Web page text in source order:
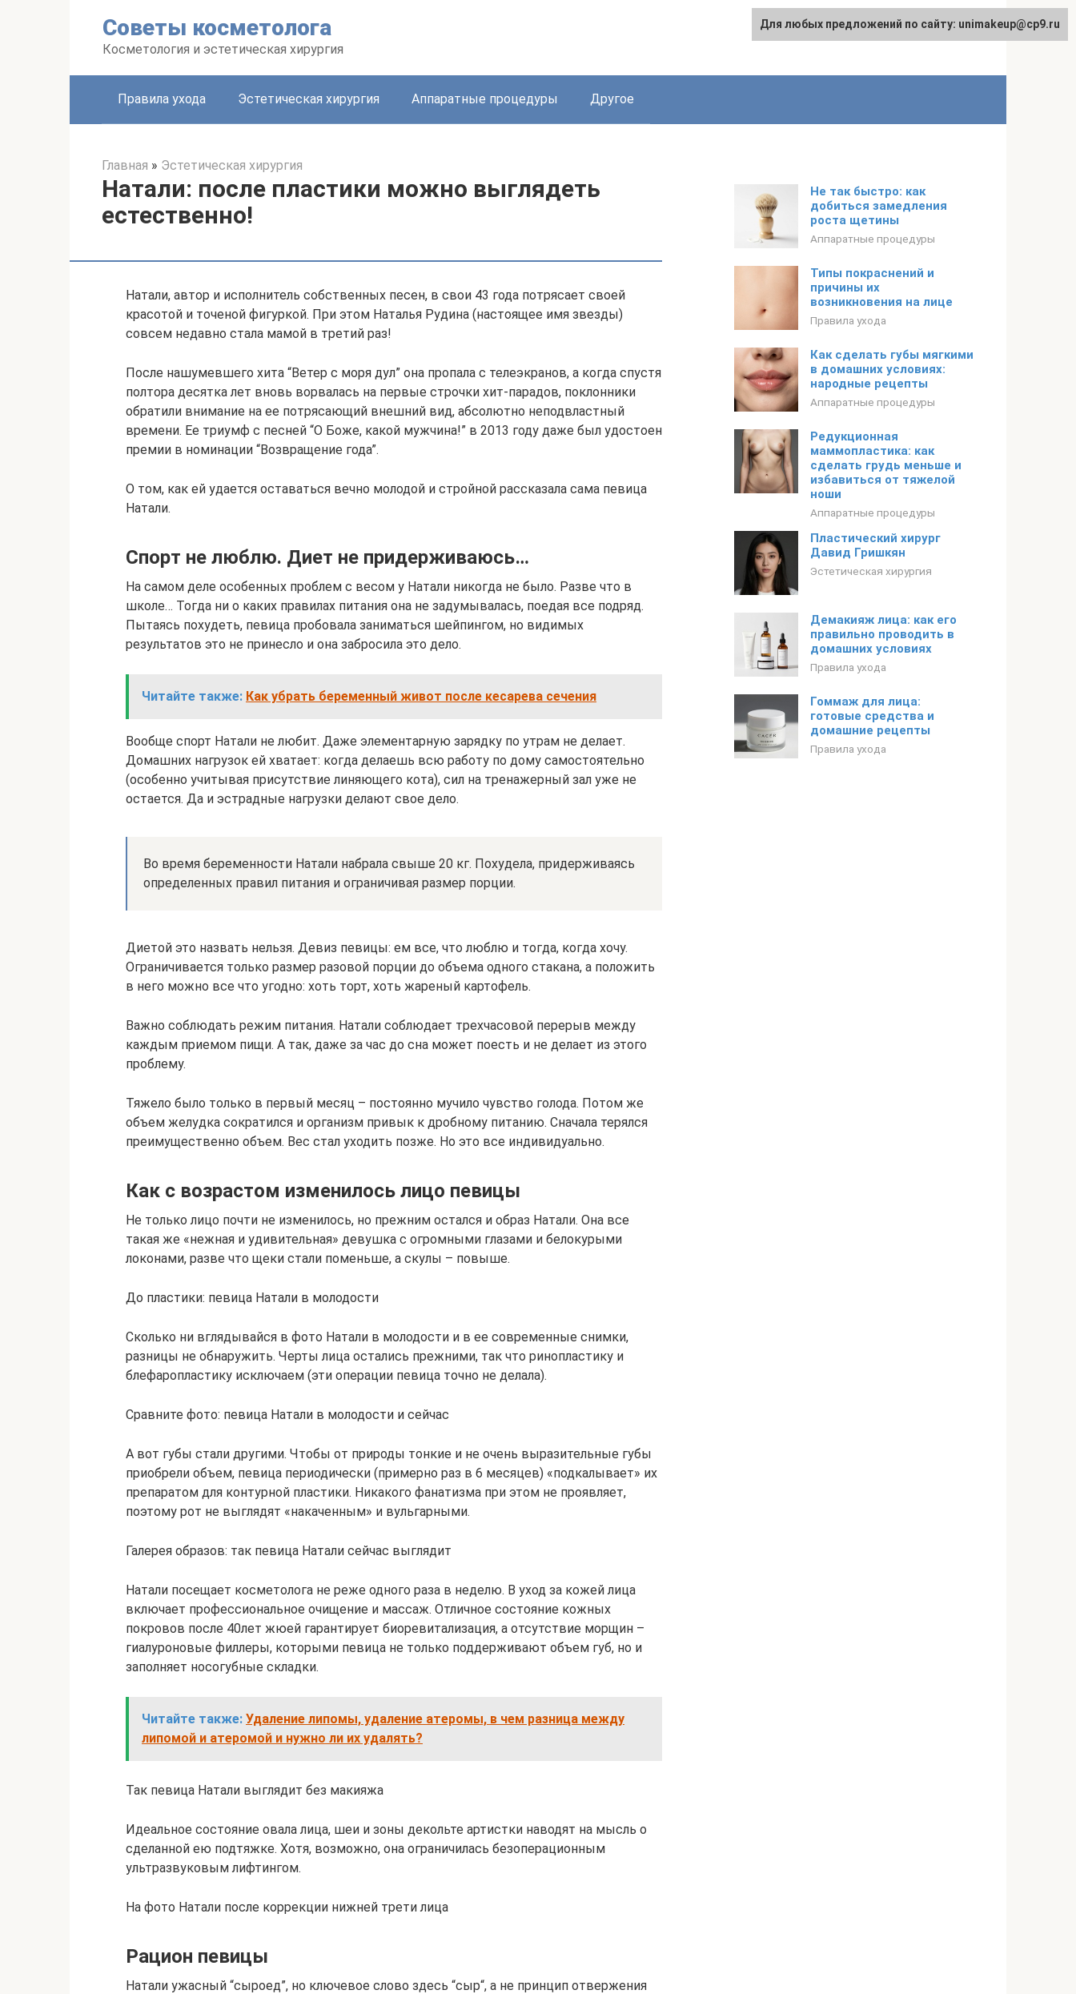
Советы косметолога
Косметология и эстетическая хирургия
Правила ухода Эстетическая хирургия Аппаратные процедуры Другое
Главная » Эстетическая хирургия
Натали: после пластики можно выглядеть
естественно!
Натали, автор и исполнитель собственных песен, в свои 43 года потрясает своей
красотой и точеной фигуркой. При этом Наталья Рудина (настоящее имя звезды)
совсем недавно стала мамой в третий раз!
После нашумевшего хита “Ветер с моря дул” она пропала с телеэкранов, а когда спустя
полтора десятка лет вновь ворвалась на первые строчки хит-парадов, поклонники
обратили внимание на ее потрясающий внешний вид, абсолютно неподвластный
времени. Ее триумф с песней “О Боже, какой мужчина!” в 2013 году даже был удостоен
премии в номинации “Возвращение года”.
О том, как ей удается оставаться вечно молодой и стройной рассказала сама певица
Натали.
Спорт не люблю. Диет не придерживаюсь…
На самом деле особенных проблем с весом у Натали никогда не было. Разве что в
школе… Тогда ни о каких правилах питания она не задумывалась, поедая все подряд.
Пытаясь похудеть, певица пробовала заниматься шейпингом, но видимых
результатов это не принесло и она забросила это дело.
Читайте также: Как убрать беременный живот после кесарева сечения
Вообще спорт Натали не любит. Даже элементарную зарядку по утрам не делает.
Домашних нагрузок ей хватает: когда делаешь всю работу по дому самостоятельно
(особенно учитывая присутствие линяющего кота), сил на тренажерный зал уже не
остается. Да и эстрадные нагрузки делают свое дело.
Во время беременности Натали набрала свыше 20 кг. Похудела, придерживаясь
определенных правил питания и ограничивая размер порции.
Диетой это назвать нельзя. Девиз певицы: ем все, что люблю и тогда, когда хочу.
Ограничивается только размер разовой порции до объема одного стакана, а положить
в него можно все что угодно: хоть торт, хоть жареный картофель.
Важно соблюдать режим питания. Натали соблюдает трехчасовой перерыв между
каждым приемом пищи. А так, даже за час до сна может поесть и не делает из этого
проблему.
Тяжело было только в первый месяц – постоянно мучило чувство голода. Потом же
объем желудка сократился и организм привык к дробному питанию. Сначала терялся
преимущественно объем. Вес стал уходить позже. Но это все индивидуально.
Как с возрастом изменилось лицо певицы
Не только лицо почти не изменилось, но прежним остался и образ Натали. Она все
такая же «нежная и удивительная» девушка с огромными глазами и белокурыми
локонами, разве что щеки стали поменьше, а скулы – повыше.
До пластики: певица Натали в молодости
Сколько ни вглядывайся в фото Натали в молодости и в ее современные снимки,
разницы не обнаружить. Черты лица остались прежними, так что ринопластику и
блефаропластику исключаем (эти операции певица точно не делала).
Сравните фото: певица Натали в молодости и сейчас
А вот губы стали другими. Чтобы от природы тонкие и не очень выразительные губы
приобрели объем, певица периодически (примерно раз в 6 месяцев) «подкалывает» их
препаратом для контурной пластики. Никакого фанатизма при этом не проявляет,
поэтому рот не выглядят «накаченным» и вульгарными.
Галерея образов: так певица Натали сейчас выглядит
Натали посещает косметолога не реже одного раза в неделю. В уход за кожей лица
включает профессиональное очищение и массаж. Отличное состояние кожных
покровов после 40лет жюей гарантирует биоревитализация, а отсутствие морщин –
гиалуроновые филлеры, которыми певица не только поддерживают объем губ, но и
заполняет носогубные складки.
Читайте также: Удаление липомы, удаление атеромы, в чем разница между
липомой и атеромой и нужно ли их удалять?
Так певица Натали выглядит без макияжа
Идеальное состояние овала лица, шеи и зоны декольте артистки наводят на мысль о
сделанной ею подтяжке. Хотя, возможно, она ограничилась безоперационным
ультразвуковым лифтингом.
На фото Натали после коррекции нижней трети лица
Рацион певицы
Натали ужасный “сыроед”, но ключевое слово здесь “сыр“, а не принцип отвержения
Не так быстро: как
добиться замедления
роста щетины
Аппаратные процедуры
Типы покраснений и
причины их
возникновения на лице
Правила ухода
Как сделать губы мягкими
в домашних условиях:
народные рецепты
Аппаратные процедуры
Редукционная
маммопластика: как
сделать грудь меньше и
избавиться от тяжелой
ноши
Аппаратные процедуры
Пластический хирург
Давид Гришкян
Эстетическая хирургия
Демакияж лица: как его
правильно проводить в
домашних условиях
Правила ухода
Гоммаж для лица:
готовые средства и
домашние рецепты
Правила ухода
Для любых предложений по сайту: unimakeup@cp9.ru